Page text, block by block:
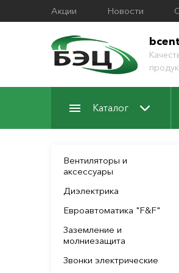
Акции Новости
Каталог
Вентиляторы и
аксессуары
Диэлектрика
Евроавтоматика "F&F"
Заземление и
молниезащита
Звонки электрические